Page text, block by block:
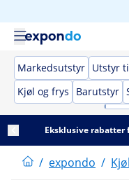
Markedsutstyr Utstyr
Kjøl og frys
Barutstyr
Eksklusive rabatter
/ expondo /